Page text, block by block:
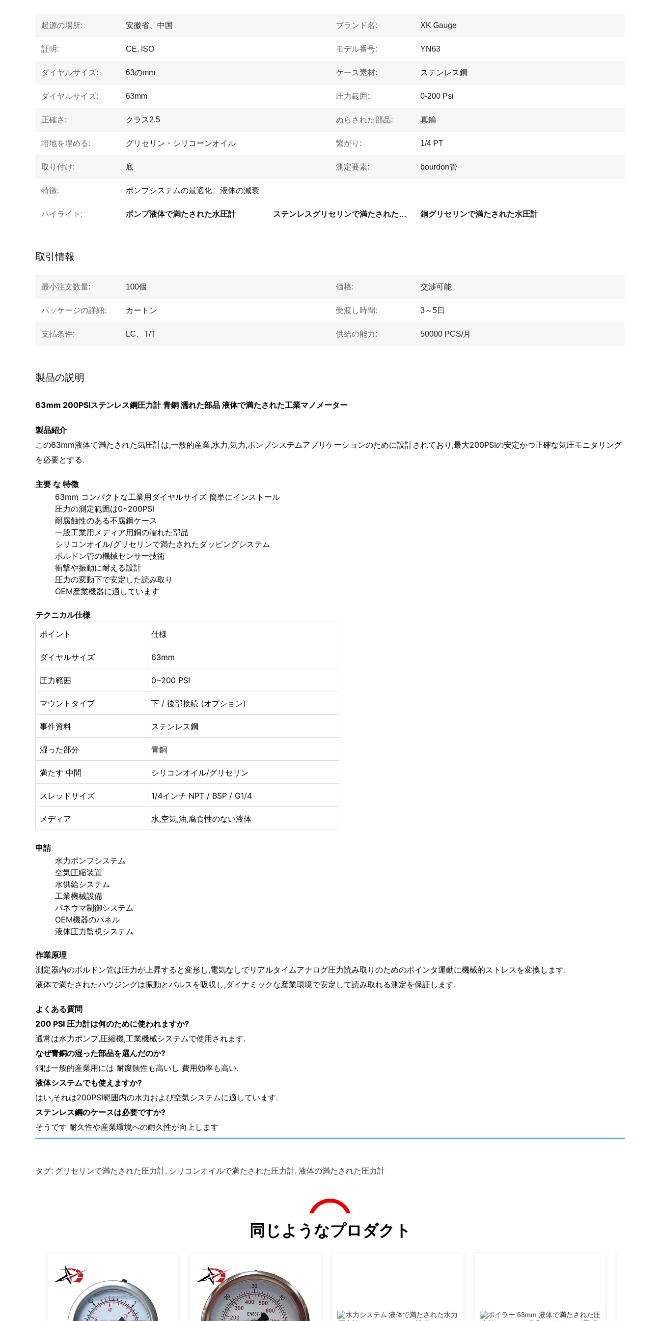
起源の場所: 安徽省、中国 ブランド名: XK Gauge
証明: CE, ISO モデル番号: YN63
ダイヤルサイズ: 63のmm ケース素材: ステンレス鋼
ダイヤルサイズ: 63mm 圧力範囲: 0-200 Psi
正確さ: クラス2.5 ぬらされた部品: 真鍮
培地を埋める: グリセリン・シリコーンオイル 繋がり: 1/4 PT
取り付け: 底 測定要素: bourdon管
特徴: ポンプシステムの最適化、液体の減衰
ハイライト: ポンプ液体で満たされた水圧計 ステンレスグリセリンで満たされた水圧計 銅グリセリンで満たされた水圧計
取引情報
最小注文数量: 100個 価格: 交渉可能
パッケージの詳細: カートン 受渡し時間: 3～5日
支払条件: LC、T/T 供給の能力: 50000 PCS/月
製品の説明
63mm 200PSIステンレス鋼圧力計 青銅 濡れた部品 液体で満たされた工業マノメーター
製品紹介
この63mm液体で満たされた気圧計は,一般的産業,水力,気力,ポンプシステムアプリケーションのために設計されており,最大200PSIの安定かつ正確な気圧モニタリング
を必要とする.
主要 な 特徴
63mm コンパクトな工業用ダイヤルサイズ 簡単にインストール
圧力の測定範囲は0~200PSI
耐腐蝕性のある不腐鋼ケース
一般工業用メディア用銅の濡れた部品
シリコンオイル/グリセリンで満たされたダッピングシステム
ボルドン管の機械センサー技術
衝撃や振動に耐える設計
圧力の変動下で安定した読み取り
OEM産業機器に適しています
テクニカル仕様
ポイント
仕様
ダイヤルサイズ 63mm
圧力範囲 0~200 PSI
マウントタイプ 下 / 後部接続 (オプション)
事件資料 ステンレス鋼
湿った部分 青銅
満たす 中間 シリコンオイル/グリセリン
スレッドサイズ 1/4インチ NPT / BSP / G1/4
メディア 水,空気,油,腐食性のない液体
申請
水力ポンプシステム
空気圧縮装置
水供給システム
工業機械設備
パネウマ制御システム
OEM機器のパネル
液体圧力監視システム
作業原理
測定器内のボルドン管は圧力が上昇すると変形し,電気なしでリアルタイムアナログ圧力読み取りのためのポインタ運動に機械的ストレスを変換します.
液体で満たされたハウジングは振動とパルスを吸収し,ダイナミックな産業環境で安定して読み取れる測定を保証します.
よくある質問
200 PSI 圧力計は何のために使われますか?
通常は水力ポンプ,圧縮機,工業機械システムで使用されます.
なぜ青銅の湿った部品を選んだのか?
銅は一般的産業用には 耐腐蝕性も高いし 費用効率も高い.
液体システムでも使えますか?
はい,それは200PSI範囲内の水力および空気システムに適しています.
ステンレス鋼のケースは必要ですか?
そうです 耐久性や産業環境への耐久性が向上します
タグ: グリセリンで満たされた圧力計, シリコンオイルで満たされた圧力計, 液体の満たされた圧力計
同じようなプロダクト